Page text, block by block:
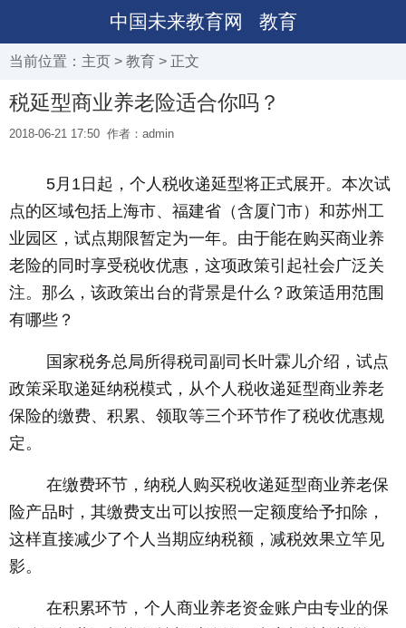
中国未来教育网 教育
当前位置： 主页 > 教育 > 正文
税延型商业养老险适合你吗？
2018-06-21 17:50 作者：admin
5月1日起，个人税收递延型将正式展开。本次试
点的区域包括上海市、福建省（含厦门市）和苏州工
业园区，试点期限暂定为一年。由于能在购买商业养
老险的同时享受税收优惠，这项政策引起社会广泛关
注。那么，该政策出台的背景是什么？政策适用范围
有哪些？
国家税务总局所得税司副司长叶霖儿介绍，试点
政策采取递延纳税模式，从个人税收递延型商业养老
保险的缴费、积累、领取等三个环节作了税收优惠规
定。
在缴费环节，纳税人购买税收递延型商业养老保
险产品时，其缴费支出可以按照一定额度给予扣除，
这样直接减少了个人当期应纳税额，减税效果立竿见
影。
在积累环节，个人商业养老资金账户由专业的保